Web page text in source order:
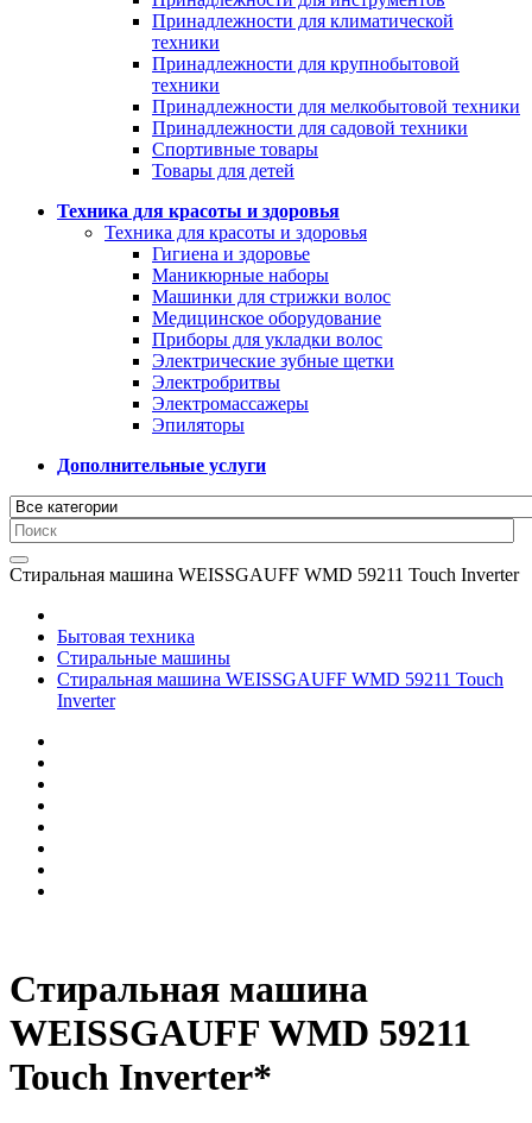
Принадлежности для климатической
техники
Принадлежности для крупнобытовой
техники
Принадлежности для мелкобытовой техники
Принадлежности для садовой техники
Спортивные товары
Товары для детей
Техника для красоты и здоровья
Техника для красоты и здоровья
Гигиена и здоровье
Маникюрные наборы
Машинки для стрижки волос
Медицинское оборудование
Приборы для укладки волос
Электрические зубные щетки
Электробритвы
Электромассажеры
Эпиляторы
Дополнительные услуги
Стиральная машина WEISSGAUFF WMD 59211 Touch Inverter
Бытовая техника
Стиральные машины
Стиральная машина WEISSGAUFF WMD 59211 Touch
Inverter
Стиральная машина
WEISSGAUFF WMD 59211
Touch Inverter*